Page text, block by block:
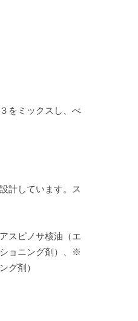
をミックスし、べ
計しています。ス
ピノサ核油（エ
ョニング剤）、※
グ剤）